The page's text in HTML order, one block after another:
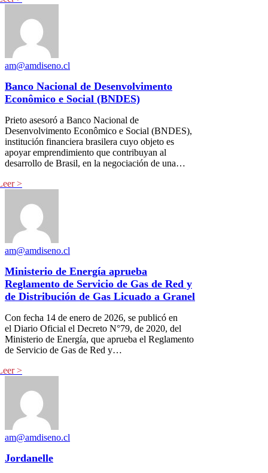
am@amdiseno.cl
Banco Nacional de Desenvolvimento
Econômico e Social (BNDES)
Prieto asesoró a Banco Nacional de
Desenvolvimento Econômico e Social (BNDES),
institución financiera brasilera cuyo objeto es
apoyar emprendimiento que contribuyan al
desarrollo de Brasil, en la negociación de una…
am@amdiseno.cl
Ministerio de Energía aprueba
Reglamento de Servicio de Gas de Red y
de Distribución de Gas Licuado a Granel
Con fecha 14 de enero de 2026, se publicó en
el Diario Oficial el Decreto N°79, de 2020, del
Ministerio de Energía, que aprueba el Reglamento
de Servicio de Gas de Red y…
am@amdiseno.cl
Jordanelle